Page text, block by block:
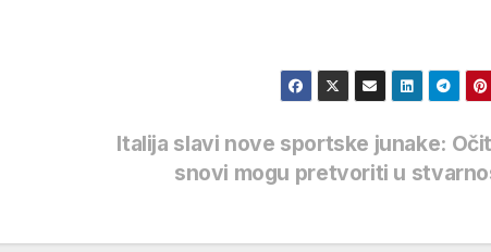
Italija slavi nove sportske junake:
snovi mogu pretvoriti u